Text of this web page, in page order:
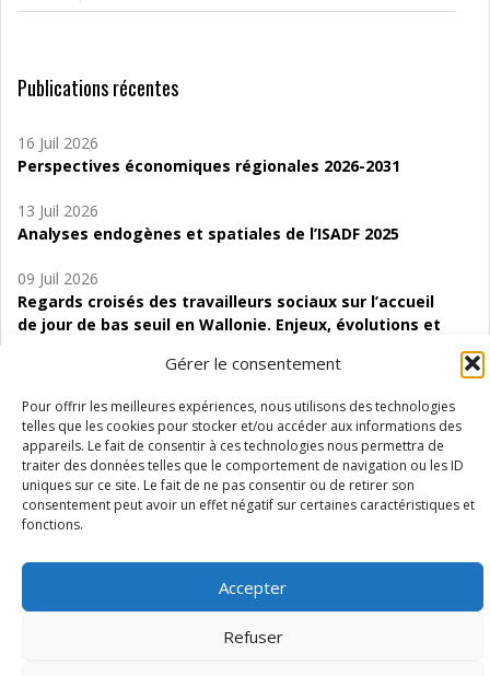
Gérer le consentement
Pour offrir les meilleures expériences, nous utilisons des technologies
telles que les cookies pour stocker et/ou accéder aux informations des
appareils. Le fait de consentir à ces technologies nous permettra de
traiter des données telles que le comportement de navigation ou les ID
uniques sur ce site. Le fait de ne pas consentir ou de retirer son
consentement peut avoir un effet négatif sur certaines caractéristiques et
fonctions.
Accepter
Refuser
Publications récentes
16 Juil 2026
Perspectives économiques régionales 2026-2031
13 Juil 2026
Analyses endogènes et spatiales de l’ISADF 2025
09 Juil 2026
Regards croisés des travailleurs sociaux sur l’accueil
de jour de bas seuil en Wallonie. Enjeux, évolutions et
Étude d’évaluabilité des Structures
d’accompagnement à l’autocréation d’emploi (SAACE)
01 Juil 2026
Pénurie du personnel infirmier :quels indicateurs
d’offre de soins pour comprendre la situation en